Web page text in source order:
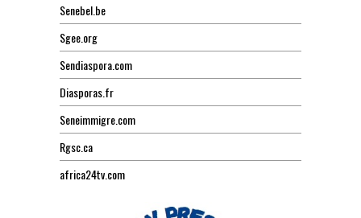
Senebel.be
Sgee.org
Sendiaspora.com
Diasporas.fr
Seneimmigre.com
Rgsc.ca
africa24tv.com